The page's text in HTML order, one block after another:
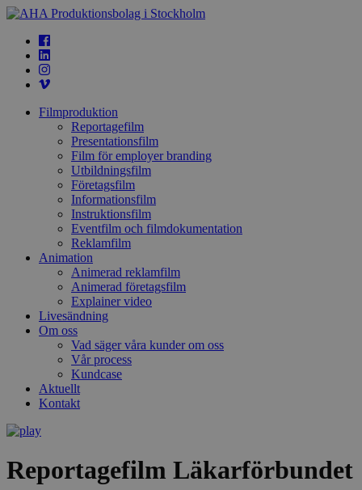
Filmproduktion
Reportagefilm
Presentationsfilm
Film för employer branding
Utbildningsfilm
Företagsfilm
Informationsfilm
Instruktionsfilm
Eventfilm och filmdokumentation
Reklamfilm
Animation
Animerad reklamfilm
Animerad företagsfilm
Explainer video
Livesändning
Om oss
Vad säger våra kunder om oss
Vår process
Kundcase
Aktuellt
Kontakt
Reportagefilm Läkarförbundet